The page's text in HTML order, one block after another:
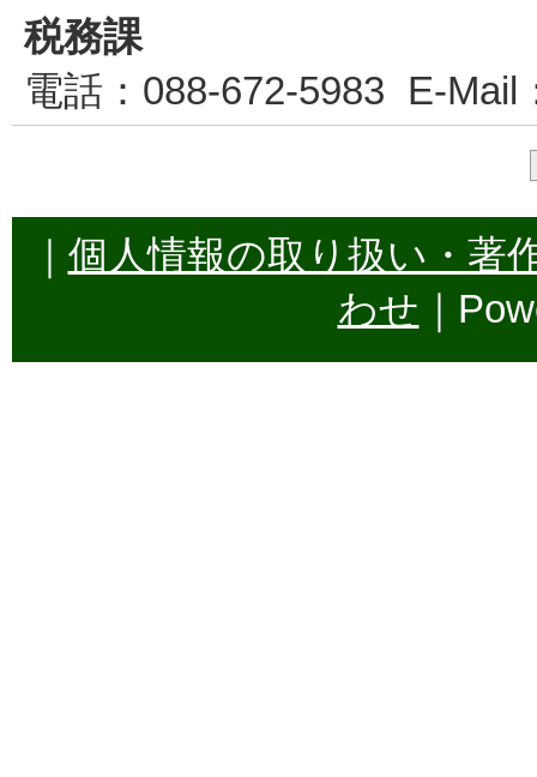
税務課
電話 ：088-672-5983 E-Mail
｜ 個人情報の取り扱い・著
わせ ｜